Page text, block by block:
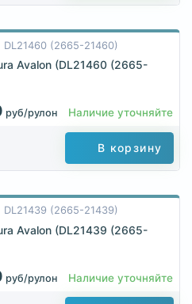
DL21460 (2665-21460)
Avalon (DL21460 (2665-
руб/рулон Наличие уточняйте
В корзину
DL21439 (2665-21439)
Avalon (DL21439 (2665-
руб/рулон Наличие уточняйте